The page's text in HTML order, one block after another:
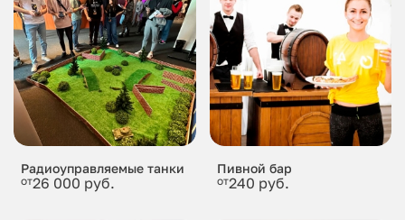
Радиоуправляемые танки
от26 000 руб.
Пивной бар
от240 руб.